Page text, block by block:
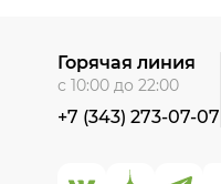
Горячая линия
с 10:00 до 22:00
+7 (343) 273-07-07